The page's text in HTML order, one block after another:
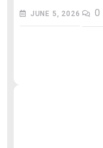
JUNE 5, 2026 0